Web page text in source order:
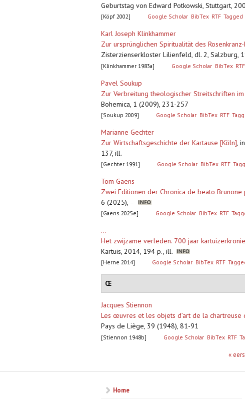
Geburtstag von Edward Potkowski, Stuttgart,
[Köpf 2002] Google Scholar BibTex RTF Tagged
Karl Joseph Klinkhammer
Zur ursprünglichen Spiritualität des
Zisterzienserkloster Lilienfeld, dl. 2, Salzburg,
[Klinkhammer 1983a] Google Scholar BibTex RTF
Pavel Soukup
Zur Verbreitung theologischer Streitschriften
Bohemica, 1 (2009), 231-257
[Soukup 2009] Google Scholar BibTex RTF
Marianne Gechter
Zur Wirtschaftsgeschichte der Kartause [Köln],
137, ill.
[Gechter 1991] Google Scholar BibTex RTF
Tom Gaens
Zwei Editionen der Chronica de beato Brunone
6 (2025), –
[Gaens 2025e] Google Scholar BibTex RTF
...
Het zwijzame verleden. 700 jaar
Kartuis, 2014, 194 p., ill.
[Herne 2014] Google Scholar BibTex RTF
Œ
Jacques Stiennon
Les œuvres et les objets d’art de la chartreuse
Pays de Liège, 39 (1948), 81-91
[Stiennon 1948b] Google Scholar BibTex RTF
«
Home